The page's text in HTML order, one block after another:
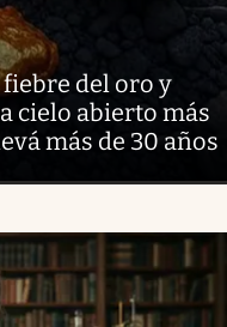
fiebre del oro y
cielo abierto más
más de 30 años